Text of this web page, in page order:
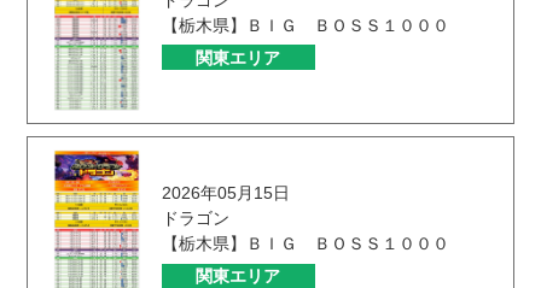
【栃木県】ＢＩＧ ＢＯＳＳ１０００
関東エリア
2026年05月15日
ドラゴン
【栃木県】ＢＩＧ ＢＯＳＳ１０００
関東エリア